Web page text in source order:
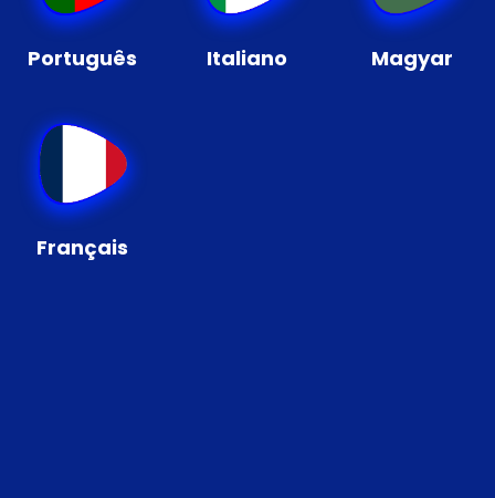
Português Italiano Magyar
Français